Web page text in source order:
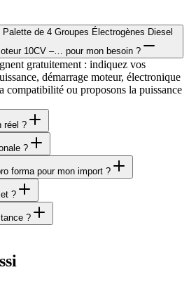
de 4 Groupes Électrogènes Diesel
10CV –… pour mon besoin ?
gratuitement : indiquez vos
démarrage moteur, électronique
compatibilité ou proposons la puissance
réel ?
?
forma pour mon import ?
?
?